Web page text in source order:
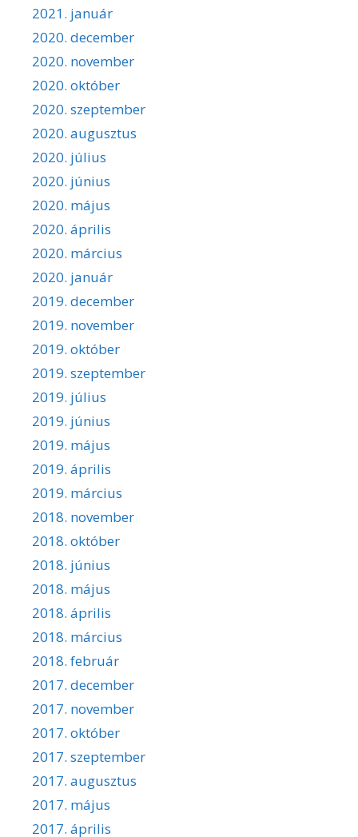
2021. január
2020. december
2020. november
2020. október
2020. szeptember
2020. augusztus
2020. július
2020. június
2020. május
2020. április
2020. március
2020. január
2019. december
2019. november
2019. október
2019. szeptember
2019. július
2019. június
2019. május
2019. április
2019. március
2018. november
2018. október
2018. június
2018. május
2018. április
2018. március
2018. február
2017. december
2017. november
2017. október
2017. szeptember
2017. augusztus
2017. május
2017. április